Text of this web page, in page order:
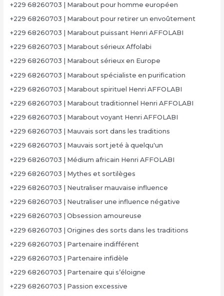
+229 68260703 | Marabout pour homme européen
+229 68260703 | Marabout pour retirer un envoûtement
+229 68260703 | Marabout puissant Henri AFFOLABI
+229 68260703 | Marabout sérieux Affolabi
+229 68260703 | Marabout sérieux en Europe
+229 68260703 | Marabout spécialiste en purification
+229 68260703 | Marabout spirituel Henri AFFOLABI
+229 68260703 | Marabout traditionnel Henri AFFOLABI
+229 68260703 | Marabout voyant Henri AFFOLABI
+229 68260703 | Mauvais sort dans les traditions
+229 68260703 | Mauvais sort jeté à quelqu'un
+229 68260703 | Médium africain Henri AFFOLABI
+229 68260703 | Mythes et sortilèges
+229 68260703 | Neutraliser mauvaise influence
+229 68260703 | Neutraliser une influence négative
+229 68260703 | Obsession amoureuse
+229 68260703 | Origines des sorts dans les traditions
+229 68260703 | Partenaire indifférent
+229 68260703 | Partenaire infidèle
+229 68260703 | Partenaire qui s’éloigne
+229 68260703 | Passion excessive